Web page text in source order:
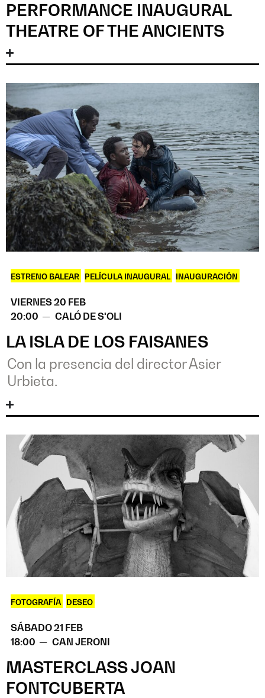
PERFORMANCE INAUGURAL
THEATRE OF THE ANCIENTS
ESTRENO BALEAR PELÍCULA INAUGURAL INAUGURACIÓN
VIERNES 20 FEB
20:00 — CALÓ DE S'OLI
LA ISLA DE LOS FAISANES
Con la presencia del director Asier
Urbieta.
FOTOGRAFÍA DESEO
SÁBADO 21 FEB
18:00 — CAN JERONI
MASTERCLASS JOAN
FONTCUBERTA